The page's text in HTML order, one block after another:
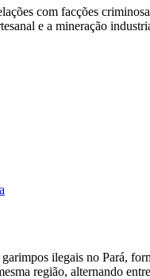
com facções
e a mineração
ilegais no Pará,
região, alternando